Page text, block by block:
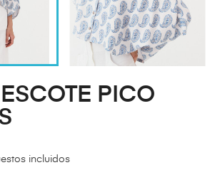
PICO
incluidos